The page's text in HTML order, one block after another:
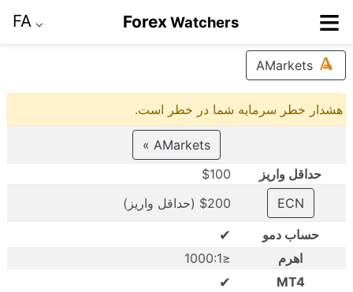
≡
ForexWatchers
⌵
FA
هشدار خطر سرمایه شما در خطر است.
AMarkets »
حداقل واریز
$100
ECN
$200 (حداقل واریز)
حساب دمو
✔
اهرم
≤1000:1
MT4
✔